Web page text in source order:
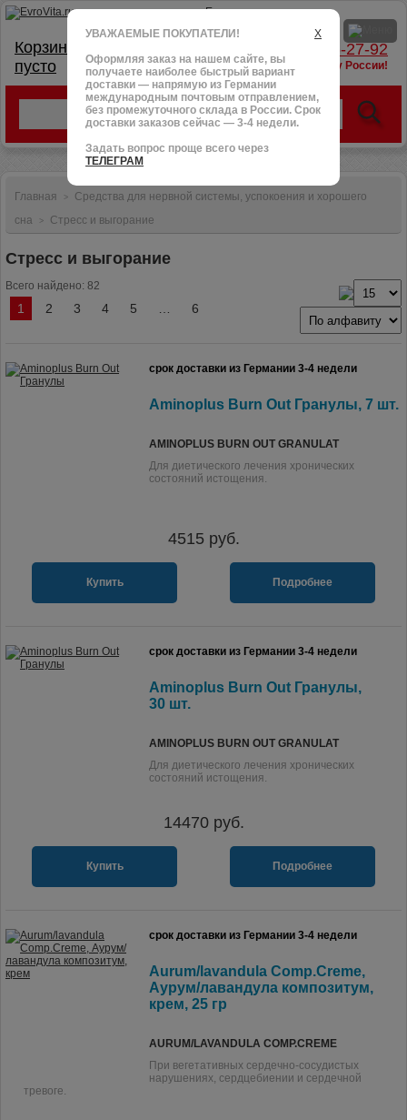
тел.: +7 (966) 095-27-92
доставим в любую точку России!
Корзина:
пусто
X
УВАЖАЕМЫЕ ПОКУПАТЕЛИ!
Оформляя заказ на нашем сайте, вы
получаете наиболее быстрый вариант
доставки — напрямую из Германии
международным почтовым отправлением,
без промежуточного склада в России. Срок
доставки заказов сейчас — 3-4 недели.
Задать вопрос проще всего через
ТЕЛЕГРАМ
Главная >
Средства для нервной системы, успокоения и хорошего
сна
> Стресс и выгорание
Стресс и выгорание
Всего найдено: 82
1 2 3 4 5 6
срок доставки из Германии 3-4 недели
Aminoplus Burn Out Гранулы, 7 шт.
AMINOPLUS BURN OUT GRANULAT
Для диетического лечения хронических
состояний истощения.
4515 руб.
Купить Подробнее
срок доставки из Германии 3-4 недели
Aminoplus Burn Out Гранулы,
30 шт.
AMINOPLUS BURN OUT GRANULAT
Для диетического лечения хронических
состояний истощения.
14470руб.
Купить Подробнее
срок доставки из Германии 3-4 недели
Aurum/lavandula Comp.Creme,
Аурум/лавандула композитум,
крем, 25 гр
AURUM/LAVANDULA COMP.CREME
При вегетативных сердечно-сосудистых
нарушениях, сердцебиении и сердечной
тревоге.